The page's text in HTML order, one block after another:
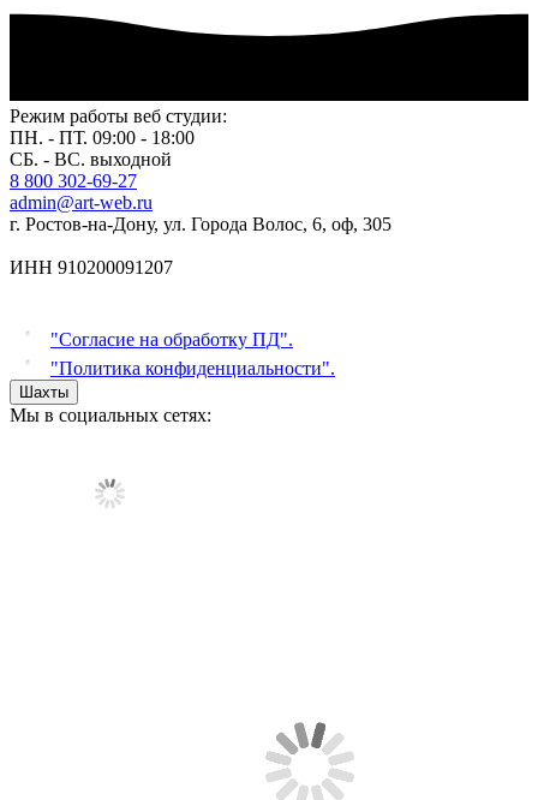
Режим работы веб студии:
ПН. - ПТ. 09:00 - 18:00
СБ. - ВС. выходной
8 800 302-69-27
admin@art-web.ru
г. Ростов-на-Дону, ул. Города Волос, 6, оф, 305
ИНН 910200091207
"Согласие на обработку ПД".
"Политика конфиденциальности".
Шахты
Мы в социальных сетях: